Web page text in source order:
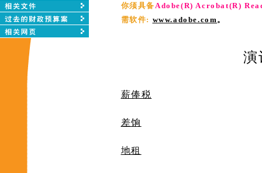
你须具备Adobe(R) Acrobat(R)
需软件: www.adobe.com。
演
薪俸税
差饷
地租